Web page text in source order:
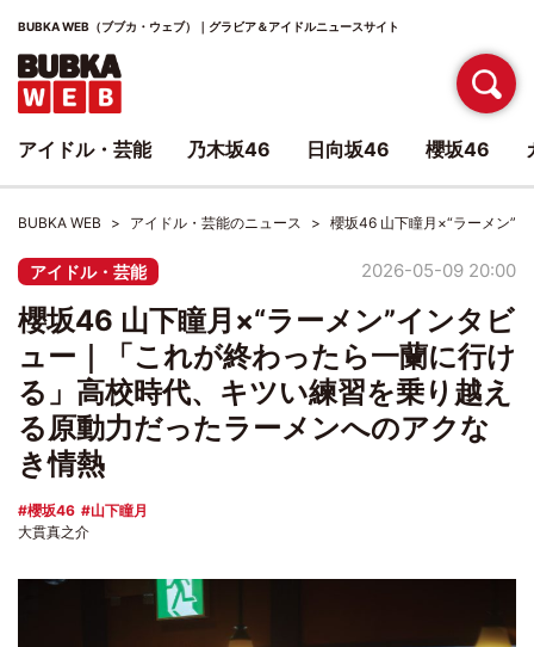
BUBKA WEB（ブブカ・ウェブ）｜グラビア＆アイドルニュースサイト
BUBKA WEB アイドル・芸能のニュース 櫻坂46 山下瞳月×“ラーメン”
アイドル・芸能 2026-05-09 20:00
櫻坂46 山下瞳月×“ラーメン”インタビ
ュー｜「これが終わったら一蘭に行け
る」高校時代、キツい練習を乗り越え
る原動力だったラーメンへのアクな
き情熱
櫻坂46
山下瞳月
大貫真之介
アイドル・芸能 乃木坂46 日向坂46 櫻坂46